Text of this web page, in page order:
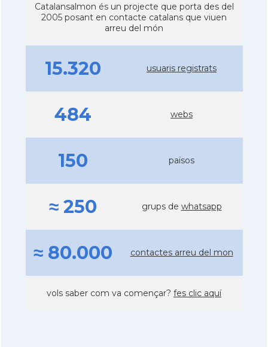
Catalansalmon és un projecte que porta des del
2005 posant en contacte catalans que viuen
arreu del món
15.320 usuaris registrats
484 webs
150 països
≈ 250 grups de whatsapp
≈ 80.000 contactes arreu del mon
vols saber com va començar? fes clic aquí